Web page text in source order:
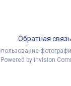
Обратная связь
Powered by Invision